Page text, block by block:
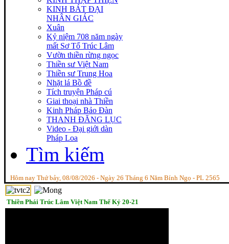
KINH BÁT ĐẠI
NHÂN GIÁC
Xuân
Kỷ niệm 708 năm ngày
mất Sơ Tổ Trúc Lâm
Vườn thiền rừng ngọc
Thiền sư Việt Nam
Thiền sư Trung Hoa
Nhặt lá Bồ đề
Tích truyện Pháp cú
Giai thoại nhà Thiền
Kinh Pháp Bảo Đàn
THANH ĐĂNG LỤC
Video - Đại giới dàn
Pháp Loa
Tìm kiếm
Hôm nay Thứ bảy, 08/08/2026 - Ngày 26 Tháng 6 Năm Bính Ngọ - PL 2565
Thiền Phái Trúc Lâm Việt Nam Thế Kỷ 20-21